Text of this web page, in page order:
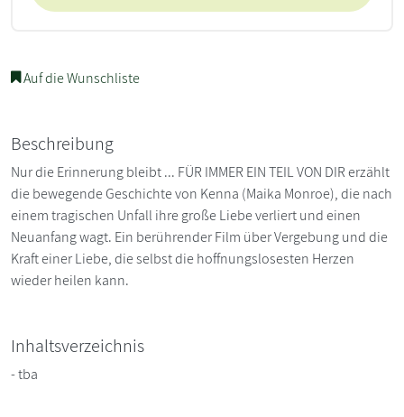
Auf die Wunschliste
Beschreibung
Nur die Erinnerung bleibt ... FÜR IMMER EIN TEIL VON DIR erzählt
die bewegende Geschichte von Kenna (Maika Monroe), die nach
einem tragischen Unfall ihre große Liebe verliert und einen
Neuanfang wagt. Ein berührender Film über Vergebung und die
Kraft einer Liebe, die selbst die hoffnungslosesten Herzen
wieder heilen kann.
Inhaltsverzeichnis
- tba